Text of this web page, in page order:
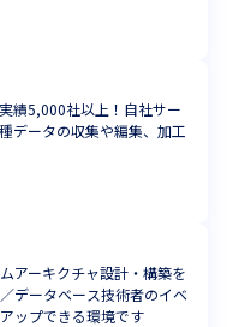
績5,000社以上！自社サー
データの収集や編集、加工
アーキクチャ設計・構築を
データベース技術者のイベ
ップできる環境です